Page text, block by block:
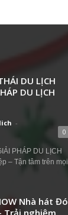
DU LỊCH
DU LỊCH
-
0
PHÁP DU LỊCH
– Tận tâm trên mọi
Nhà hát Đó